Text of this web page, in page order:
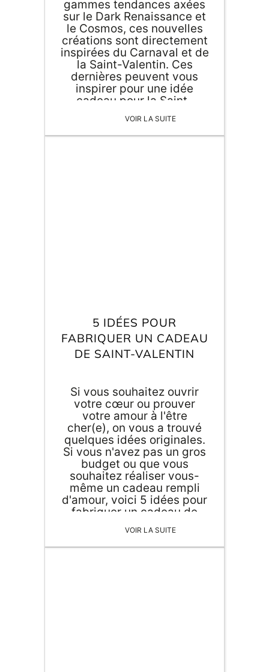
gammes tendances axées
sur le Dark Renaissance et
le Cosmos, ces nouvelles
créations sont directement
inspirées du Carnaval et de
la Saint-Valentin. Ces
dernières peuvent vous
inspirer pour une idée
cadeau pour la Saint-
sœur. Petite présentation
de quelques-unes des
VOIR LA SUITE
5 IDÉES POUR
FABRIQUER UN CADEAU
DE SAINT-VALENTIN
Si vous souhaitez ouvrir
votre cœur ou prouver
votre amour à l'être
cher(e), on vous a trouvé
quelques idées originales.
Si vous n'avez pas un gros
budget ou que vous
souhaitez réaliser vous-
même un cadeau rempli
d'amour, voici 5 idées pour
fabriquer un cadeau de
Saint-Valentin. Le saviez-
vous ? Avant d'être inscrite
dans nos calendriers, la
VOIR LA SUITE
IDÉES CADEAUX
OBJETS PERSONNALISÉS